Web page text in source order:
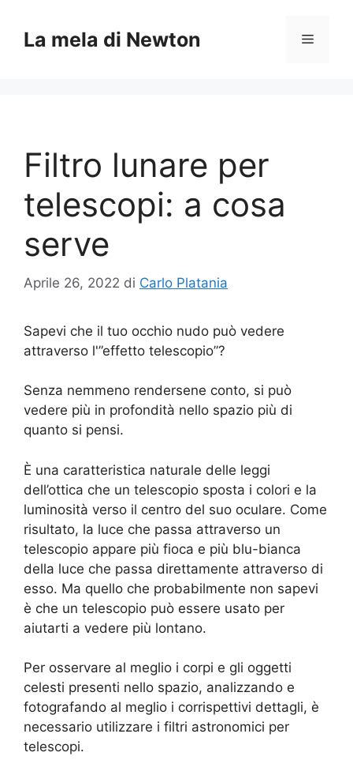
contenuto
La mela di Newton Menu
Filtro lunare per
telescopi: a cosa
serve
Aprile 26, 2022 di Carlo Platania
Sapevi che il tuo occhio nudo può vedere
attraverso l'”effetto telescopio”?
Senza nemmeno rendersene conto, si può
vedere più in profondità nello spazio più di
quanto si pensi.
È una caratteristica naturale delle leggi
dell’ottica che un telescopio sposta i colori e la
luminosità verso il centro del suo oculare. Come
risultato, la luce che passa attraverso un
telescopio appare più fioca e più blu-bianca
della luce che passa direttamente attraverso di
esso. Ma quello che probabilmente non sapevi
è che un telescopio può essere usato per
aiutarti a vedere più lontano.
Per osservare al meglio i corpi e gli oggetti
celesti presenti nello spazio, analizzando e
fotografando al meglio i corrispettivi dettagli, è
necessario utilizzare i filtri astronomici per
telescopi.